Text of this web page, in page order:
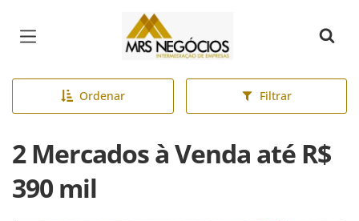
Página inicial
Ordenar Filtrar
2 Mercados à Venda até R$
390 mil